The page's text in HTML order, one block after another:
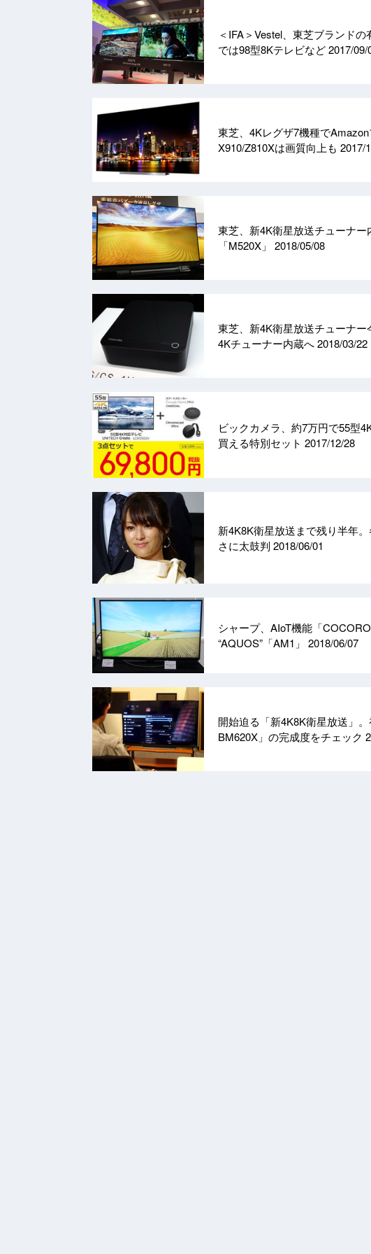
＜IFA＞Vestel、東芝ブランド
では98型8Kテレビなど2017/09/
東芝、4Kレグザ7機種で
X910/Z810Xは画質向上も 2017/
東芝、新4K衛星放送チューナー
「M520X」 2018/05/08
東芝、新4K衛星放送チューナ
4Kチューナー内蔵へ2018/03/22
ビックカメラ、約7万円で55型
買える特別セット 2017/12/28
新4K8K衛星放送まで残り半年
さに太鼓判 2018/06/01
シャープ、AIoT機能「
“AQUOS”「AM1」 2018/06/07
開始迫る「新4K8K衛星放送」
BM620X」の完成度をチェック